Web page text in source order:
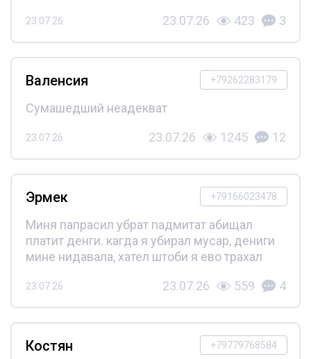
23.07.26 23.07.26 423 3
+79262283179
Валенсия
Сумашедший неадекват
23.07.26 23.07.26 1245 12
+79166023478
Эрмек
Миня папрасил убрат падмитат абищал
платит денги. кагда я убирал мусар, дениги
мине нидавала, хател штоби я ево трахал
23.07.26 23.07.26 559 4
+79779768584
Костян